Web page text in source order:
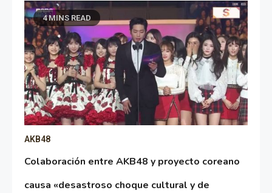
4 MINS READ
AKB48
Colaboración entre AKB48 y proyecto coreano
causa «desastroso choque cultural y de